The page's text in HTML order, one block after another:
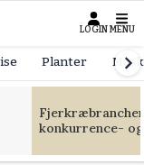
LOGIN MENU
Planter
konkurrence-